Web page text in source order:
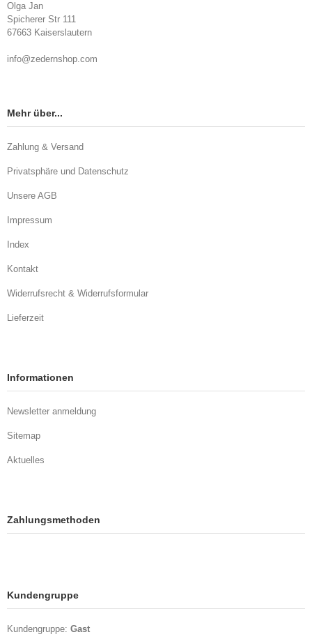
Olga Jan
Spicherer Str 111
67663 Kaiserslautern
info@zedernshop.com
Mehr über...
Zahlung & Versand
Privatsphäre und Datenschutz
Unsere AGB
Impressum
Index
Kontakt
Widerrufsrecht & Widerrufsformular
Lieferzeit
Informationen
Newsletter anmeldung
Sitemap
Aktuelles
Zahlungsmethoden
Kundengruppe
Kundengruppe: Gast